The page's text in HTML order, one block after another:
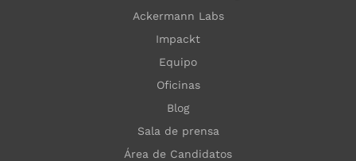
Ackermann Labs
Impackt
Equipo
Oficinas
Blog
Sala de prensa
Área de Candidatos